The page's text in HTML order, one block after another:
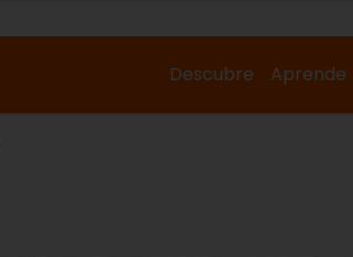
Descubre Aprende